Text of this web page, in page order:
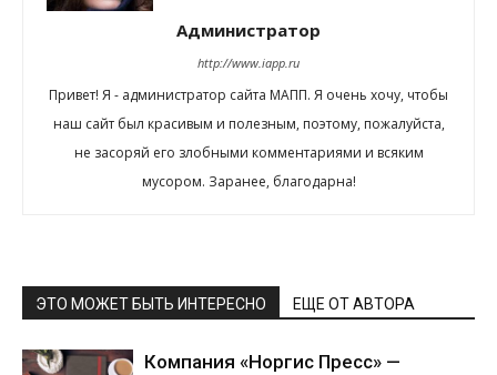
Администратор
http://www.iapp.ru
Привет! Я - администратор сайта МАПП. Я очень хочу, чтобы
наш сайт был красивым и полезным, поэтому, пожалуйста,
не засоряй его злобными комментариями и всяким
мусором. Заранее, благодарна!
ЭТО МОЖЕТ БЫТЬ ИНТЕРЕСНО ЕЩЕ ОТ АВТОРА
Компания «Норгис Пресс» —